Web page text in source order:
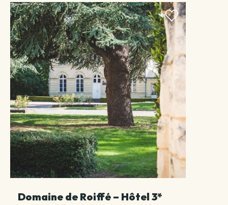
Domaine de Roiffé – Hôtel 3*